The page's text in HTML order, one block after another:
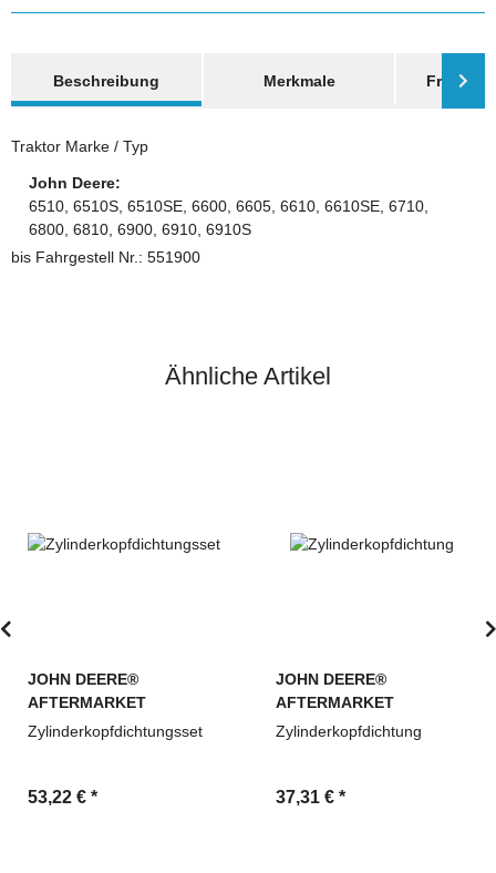
Beschreibung
Merkmale Frage
Traktor Marke / Typ
John Deere:
6510, 6510S, 6510SE, 6600, 6605, 6610, 6610SE, 6710,
6800, 6810, 6900, 6910, 6910S
bis Fahrgestell Nr.: 551900
Ähnliche Artikel
JOHN DEERE®
AFTERMARKET
Zylinderkopfdichtungsset
53,22 € *
JOHN DEERE®
AFTERMARKET
Zylinderkopfdichtung
37,31 € *